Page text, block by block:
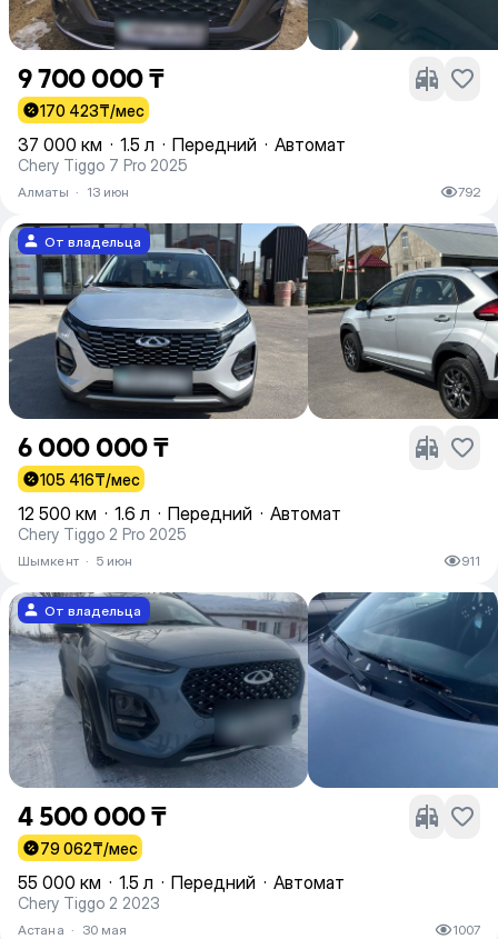
9 700 000 ₸
170 423₸/мес
37 000 км · 1.5 л · Передний · Автомат
Chery Tiggo 7 Pro 2025
Алматы · 13 июн 792
От владельца
6 000 000 ₸
105 416₸/мес
12 500 км · 1.6 л · Передний · Автомат
Chery Tiggo 2 Pro 2025
Шымкент · 5 июн 911
От владельца
4 500 000 ₸
79 062₸/мес
55 000 км · 1.5 л · Передний · Автомат
Chery Tiggo 2 2023
Астана · 30 мая 1007